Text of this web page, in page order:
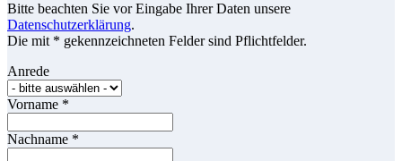
Bitte beachten Sie vor Eingabe Ihrer Daten unsere
Datenschutzerklärung.
Die mit * gekennzeichneten Felder sind Pflichtfelder.
Anrede
Vorname *
Nachname *